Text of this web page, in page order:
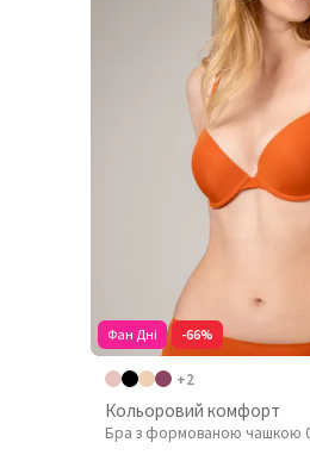
Фан Дні -66%
+2
Кольоровий комфорт
Бра з формованою чашкою